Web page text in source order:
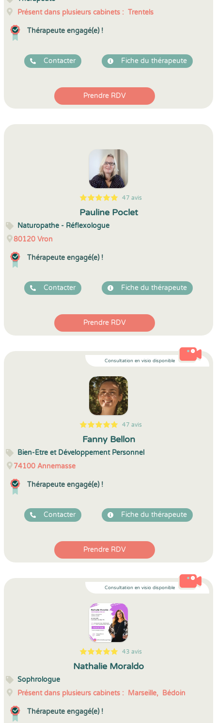
Présent dans plusieurs cabinets : Trentels
Thérapeute engagé(e) !
Contacter Fiche du thérapeute
Prendre RDV
5
1
5
47 47 avis
Pauline Poclet
Naturopathe - Réflexologue
80120 Vron
Thérapeute engagé(e) !
Contacter Fiche du thérapeute
Prendre RDV
Consultation en visio disponible
5
1
5
47 47 avis
Fanny Bellon
Bien-Etre et Développement Personnel
74100 Annemasse
Thérapeute engagé(e) !
Contacter Fiche du thérapeute
Prendre RDV
Consultation en visio disponible
5
1
5
43 43 avis
Nathalie Moraldo
Sophrologue
Présent dans plusieurs cabinets : Marseille, Bédoin
Thérapeute engagé(e) !